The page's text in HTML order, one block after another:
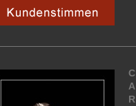
C
A
R